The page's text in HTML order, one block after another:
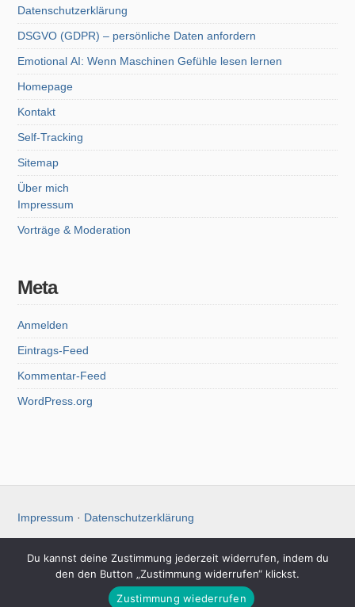
Datenschutzerklärung
DSGVO (GDPR) – persönliche Daten anfordern
Emotional AI: Wenn Maschinen Gefühle lesen lernen
Homepage
Kontakt
Self-Tracking
Sitemap
Über mich
Impressum
Vorträge & Moderation
Meta
Anmelden
Eintrags-Feed
Kommentar-Feed
WordPress.org
Impressum · Datenschutzerklärung
Christoph Koch
Du kannst deine Zustimmung jederzeit widerrufen, indem du
den den Button „Zustimmung widerrufen“ klickst.
Zustimmung wiederrufen